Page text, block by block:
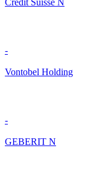
Credit Suisse N
-
Vontobel Holding
-
GEBERIT N